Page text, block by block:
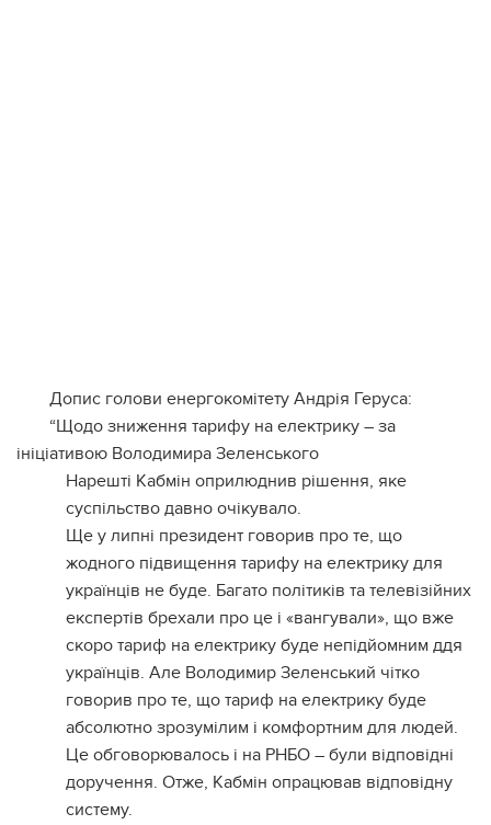
Допис голови енергокомітету Андрія Геруса:
“Щодо зниження тарифу на електрику – за
ініціативою Володимира Зеленського
Нарешті Кабмін оприлюднив рішення, яке
суспільство давно очікувало.
Ще у липні президент говорив про те, що
жодного підвищення тарифу на електрику для
українців не буде. Багато політиків та телевізійних
експертів брехали про це і «вангували», що вже
скоро тариф на електрику буде непідйомним ддя
українців. Але Володимир Зеленський чітко
говорив про те, що тариф на електрику буде
абсолютно зрозумілим і комфортним для людей.
Це обговорювалось і на РНБО – були відповідні
доручення. Отже, Кабмін опрацював відповідну
систему.